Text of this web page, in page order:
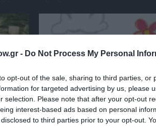
- Do Not Process My Personal
opt-out of the sale, sharing to third parties, or
for targeted advertising by us, please
selection. Please note that after your opt-out
interest-based ads based on personal
to third parties prior to your opt-out.